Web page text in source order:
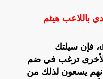
باللاعب هيثم
وحسب صحيفة dailyrecord، فإن سيلتك
الأخرى ترغب في ضم
يسعون لذلك من